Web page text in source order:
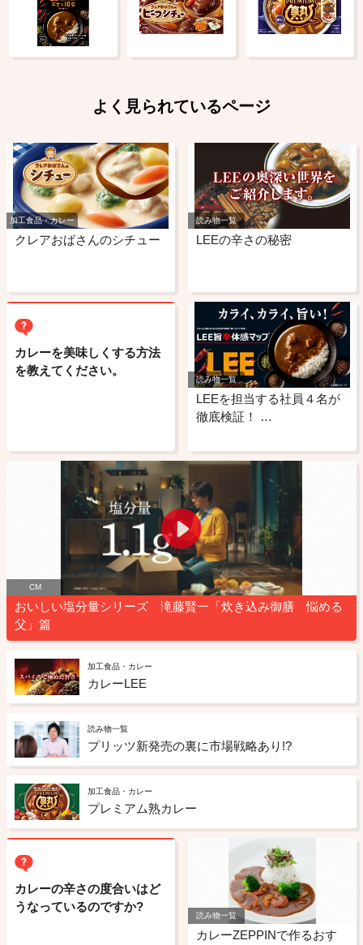
よく見られているページ
加工食品・カレー
クレアおばさんのシチュー
読み物一覧
LEEの辛さの秘密
カレーを美味しくする方法
を教えてください。
読み物一覧
LEEを担当する社員４名が
徹底検証！ …
CM
おいしい塩分量シリーズ 滝藤賢一「炊き込み御膳 悩める
父」篇
加工食品・カレー
カレーLEE
読み物一覧
プリッツ新発売の裏に市場戦略あり!?
加工食品・カレー
プレミアム熟カレー
カレーの辛さの度合いはど
うなっているのですか?
読み物一覧
カレーZEPPINで作るおす